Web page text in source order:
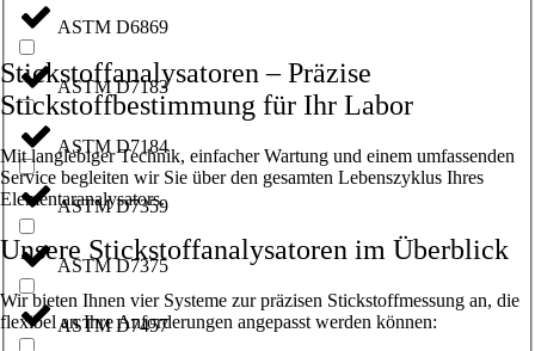
ASTM D6869
ASTM D7183
ASTM D7184
ASTM D7359
ASTM D7375
ASTM D7457
Stickstoffanalysatoren – Präzise
Stickstoffbestimmung für Ihr Labor
Mit langlebiger Technik, einfacher Wartung und einem umfassenden
Service begleiten wir Sie über den gesamten Lebenszyklus Ihres
Elementaranalysators.
Unsere Stickstoffanalysatoren im Überblick
Wir bieten Ihnen vier Systeme zur präzisen Stickstoffmessung an, die
flexibel an Ihre Anforderungen angepasst werden können: